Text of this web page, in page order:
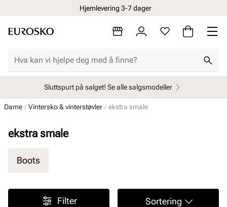
Hjemlevering 3-7 dager
Sluttspurt på salget! Se alle salgsmodeller
Dame Vintersko & vinterstøvler ekstra smale
ekstra smale
Boots
Filter Sortering